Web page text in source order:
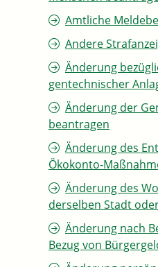
Amtliche
Andere
Änderung
gentechnischer
Änderung der
beantragen
Änderung des
Ökokonto-
Änderung des
derselben Stadt
Änderung nach
Bezug von